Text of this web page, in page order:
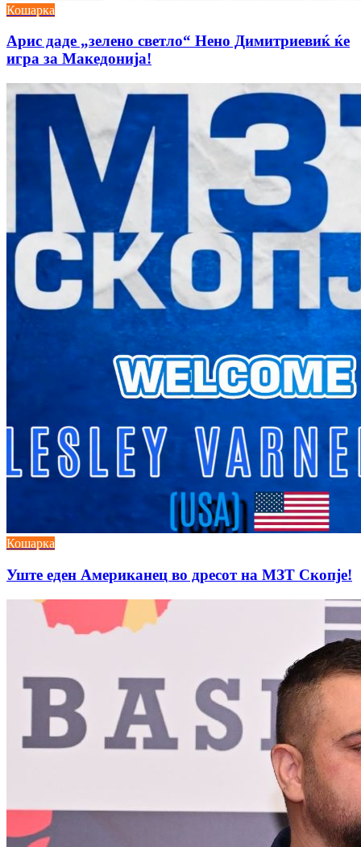
Кошарка
Арис даде „зелено светло“ Нено Димитриевиќ ќе
игра за Македонија!
Кошарка
Уште еден Американец во дресот на МЗТ Скопје!